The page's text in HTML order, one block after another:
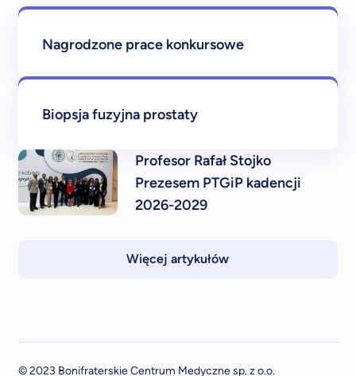
Nagrodzone prace konkursowe
Biopsja fuzyjna prostaty
Profesor Rafał Stojko
Prezesem PTGiP kadencji
2026-2029
Więcej artykułów
© 2023 Bonifraterskie Centrum Medyczne sp. z o.o.